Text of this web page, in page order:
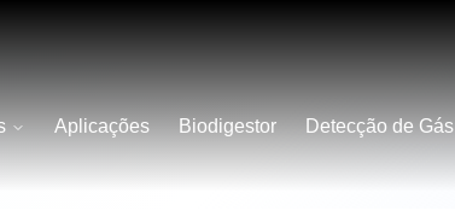
Aplicações Biodigestor Detecção de Gás